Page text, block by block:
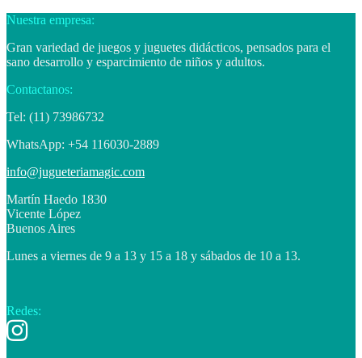
Nuestra empresa:
Gran variedad de juegos y juguetes didácticos, pensados para el
sano desarrollo y esparcimiento de niños y adultos.
Contactanos:
Tel: (11) 73986732
WhatsApp: +54 116030-2889
info@jugueteriamagic.com
Martín Haedo 1830
Vicente López
Buenos Aires
Lunes a viernes de 9 a 13 y 15 a 18 y sábados de 10 a 13.
Redes: